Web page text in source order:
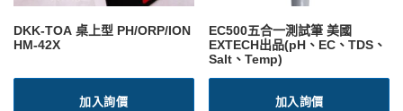
DKK-TOA 桌上型 PH/ORP/ION
HM-42X
加入詢價
EC500五合一測試筆 美國
EXTECH出品(pH、EC、TDS、
Salt、Temp)
加入詢價